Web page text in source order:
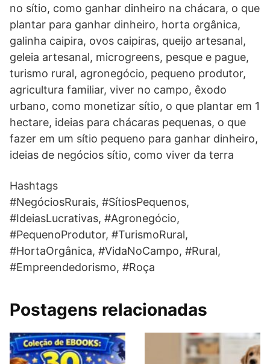
no sítio, como ganhar dinheiro na chácara, o que
plantar para ganhar dinheiro, horta orgânica,
galinha caipira, ovos caipiras, queijo artesanal,
geleia artesanal, microgreens, pesque e pague,
turismo rural, agronegócio, pequeno produtor,
agricultura familiar, viver no campo, êxodo
urbano, como monetizar sítio, o que plantar em 1
hectare, ideias para chácaras pequenas, o que
fazer em um sítio pequeno para ganhar dinheiro,
ideias de negócios sítio, como viver da terra
Hashtags
#NegóciosRurais, #SítiosPequenos,
#IdeiasLucrativas, #Agronegócio,
#PequenoProdutor, #TurismoRural,
#HortaOrgânica, #VidaNoCampo, #Rural,
#Empreendedorismo, #Roça
Postagens relacionadas